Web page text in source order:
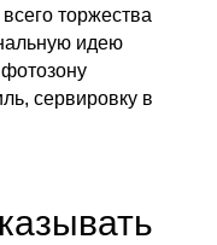
торжества
идею
сервировку в